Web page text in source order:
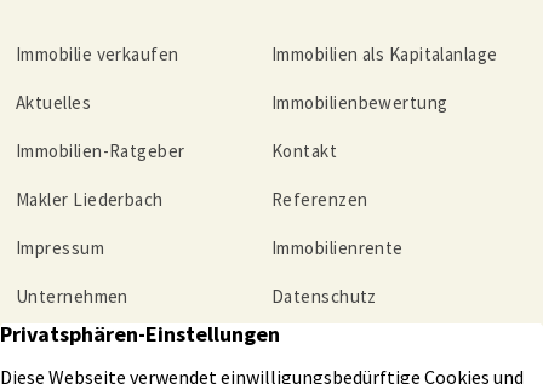
Immobilie verkaufen Immobilien als Kapitalanlage
Aktuelles Immobilienbewertung
Immobilien-Ratgeber Kontakt
Makler Liederbach Referenzen
Impressum Immobilienrente
Unternehmen Datenschutz
Tippgeber